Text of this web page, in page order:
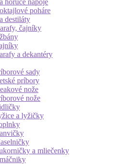
horúce nápoje
poháre
destiláty
čajníky
a dekantéry
sady
príbory
nože
nože
a lyžičky
a mliečenky